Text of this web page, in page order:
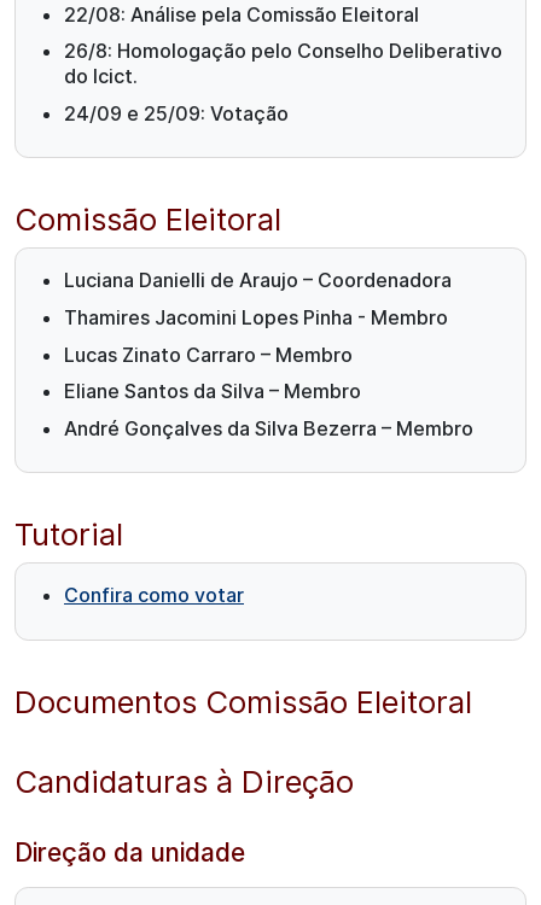
22/08: Análise pela Comissão Eleitoral
26/8: Homologação pelo Conselho Deliberativo
do Icict.
24/09 e 25/09: Votação
Comissão Eleitoral
Luciana Danielli de Araujo – Coordenadora
Thamires Jacomini Lopes Pinha - Membro
Lucas Zinato Carraro – Membro
Eliane Santos da Silva – Membro
André Gonçalves da Silva Bezerra – Membro
Tutorial
Confira como votar
Documentos Comissão Eleitoral
Candidaturas à Direção
Direção da unidade